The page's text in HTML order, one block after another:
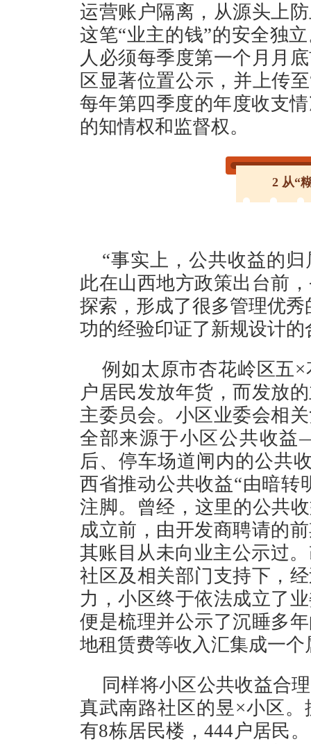
运营账户隔离，从源头上
这笔“业主的钱”的安全独
人必须每季度第一个月月
区显著位置公示，并上传
每年第四季度的年度收支
的知情权和监督权。
2 从“
“事实上，公共收益的
此在山西地方政策出台前
探索，形成了很多管理优
功的经验印证了新规设
例如太原市杏花岭区五
户居民发放年货，而发放
主委员会。小区业委会相
全部来源于小区公共收
后、停车场道闸内的公共
西省推动公共收益“由暗转
注脚。曾经，这里的公共
成立前，由开发商聘请的
其账目从未向业主公示过
社区及相关部门支持下，
力，小区终于依法成立了
便是梳理并公示了沉睡多
地租赁费等收入汇集成
同样将小区公共收益合
真武南路社区的昱×小区
有8栋居民楼，444户居民